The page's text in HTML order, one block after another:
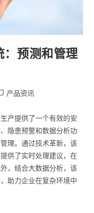
：预测和管理
产品资讯
产提供了一个有效的安
隐患预警和数据分析功
理。通过技术革新，该
供了实时处理建议，在
，结合大数据分析，该
助力企业在复杂环境中